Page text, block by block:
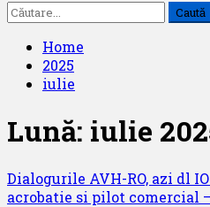
Caută
după:
Home
2025
iulie
Lună: iulie
Dialogurile AVH-RO, azi dl
acrobatie si pilot comercial